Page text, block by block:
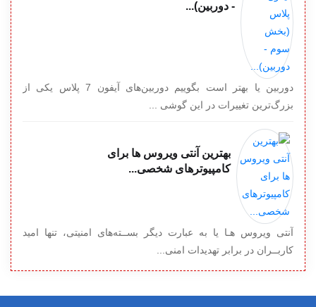
- دوربین)...
دوربین یا بهتر است بگوییم دوربین‌های آیفون 7 پلاس یکی از
بزرگ‌ترین تغییرات در این گوشی ...
بهترین آنتی ویروس ها برای
کامپیوترهای شخصی...
آنتی ویروس هـا یا به عبارت دیگر بســته‌های امنیتی، تنها امید
کاربــران در برابر تهدیدات امنی...